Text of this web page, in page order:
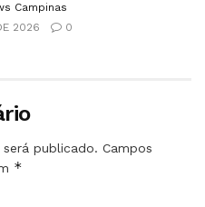
Campinas
2026
0
publicado. Campos
*